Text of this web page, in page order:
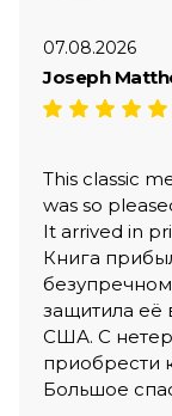
07.08.2026
Joseph
This classic
was so
It arrived in
Книга
защитила её
США. С
приобрести
Большое